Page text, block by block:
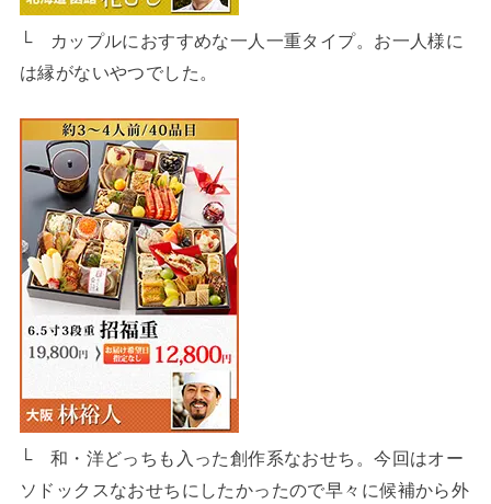
└ カップルにおすすめな一人一重タイプ。お一人様に
は縁がないやつでした。
└ 和・洋どっちも入った創作系なおせち。今回はオー
ソドックスなおせちにしたかったので早々に候補から外